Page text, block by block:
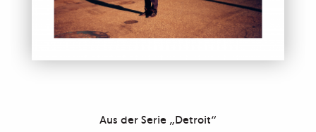
Aus der Serie „Detroit“